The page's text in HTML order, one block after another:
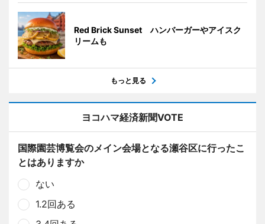
Red Brick Sunset ハンバーガーやアイスク
リームも
もっと見る
ヨコハマ経済新聞VOTE
国際園芸博覧会のメイン会場となる瀬谷区に行ったこ
とはありますか
ない
1.2回ある